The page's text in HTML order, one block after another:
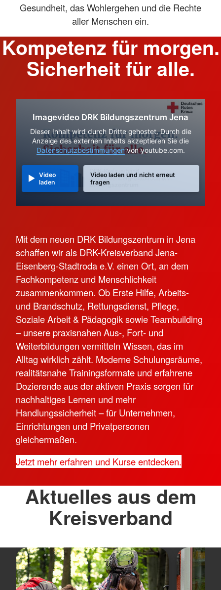
Gesundheit, das Wohlergehen und die Rechte
aller Menschen ein.
Kompetenz für morgen.
Sicherheit für alle.
Imagevideo DRK Bildungszentrum Jena
Dieser Inhalt wird durch Dritte gehostet. Durch die
Anzeige des externen Inhalts akzeptieren Sie die
Datenschutzbestimmungenvon youtube.com.
Video
laden
Video laden und nicht erneut
fragen
Mit dem neuen DRK Bildungszentrum in Jena
schaffen wir als DRK-Kreisverband Jena-
Eisenberg-Stadtroda e.V. einen Ort, an dem
Fachkompetenz und Menschlichkeit
zusammenkommen. Ob Erste Hilfe, Arbeits-
und Brandschutz, Rettungsdienst, Pflege,
Soziale Arbeit & Pädagogik sowie Teambuilding
– unsere praxisnahen Aus-, Fort- und
Weiterbildungen vermitteln Wissen, das im
Alltag wirklich zählt. Moderne Schulungsräume,
realitätsnahe Trainingsformate und erfahrene
Dozierende aus der aktiven Praxis sorgen für
nachhaltiges Lernen und mehr
Handlungssicherheit – für Unternehmen,
Einrichtungen und Privatpersonen
gleichermaßen.
Jetzt mehr erfahren und Kurse entdecken.
Aktuelles aus dem
Kreisverband